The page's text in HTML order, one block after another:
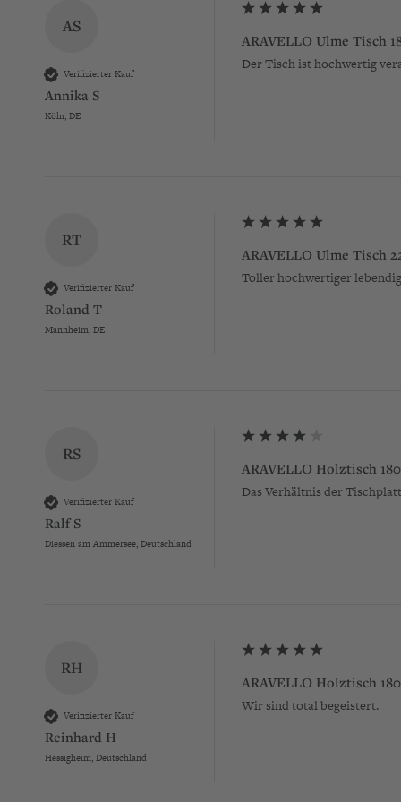
AS
Verifizierter Kauf
Annika S
Köln, DE
ARAVELLO Ulme Tisch
Der Tisch ist hochwertig
RT
Verifizierter Kauf
Roland T
Mannheim, DE
ARAVELLO Ulme Tisch
Toller hochwertiger
RS
Verifizierter Kauf
Ralf S
Diessen am Ammersee, Deutschland
ARAVELLO Holztisch
Das Verhältnis der
RH
Verifizierter Kauf
Reinhard H
Hessigheim, Deutschland
ARAVELLO Holztisch
Wir sind total begeistert.